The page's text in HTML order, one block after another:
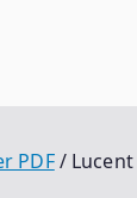
PDF